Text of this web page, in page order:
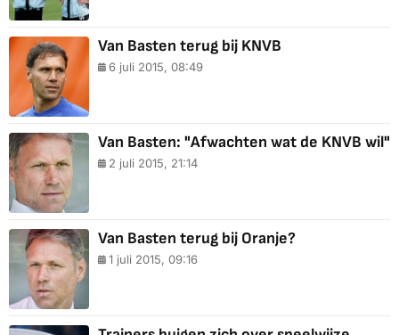
Van Basten terug bij KNVB
6 juli 2015, 08:49
Van Basten: "Afwachten wat de KNVB wil"
2 juli 2015, 21:14
Van Basten terug bij Oranje?
1 juli 2015, 09:16